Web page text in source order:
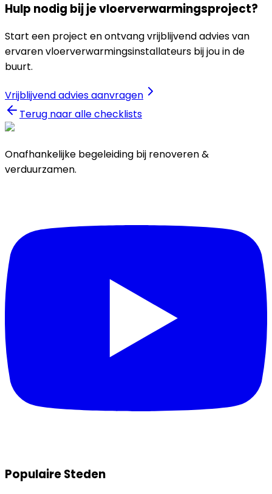
Hulp nodig bij je vloerverwarmingsproject?
Start een project en ontvang vrijblijvend advies van
ervaren vloerverwarmingsinstallateurs bij jou in de
buurt.
Vrijblijvend advies aanvragen
Terug naar alle checklists
Onafhankelijke begeleiding bij renoveren &
verduurzamen.
Populaire Steden